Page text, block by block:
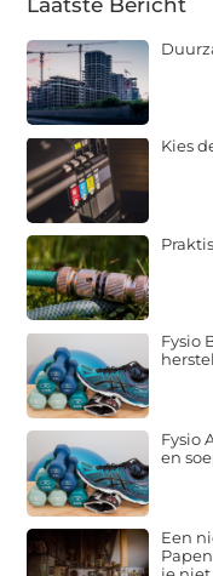
Kies
Fysio
Fysio
en
Een